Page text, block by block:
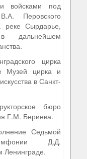
войсками под
Перовского
реке Сырдарье,
дальнейшем
цирка
Музей цирка и
в Санкт-
бюро
Г.М. Бериева.
Седьмой
Д.Д.
Ленинграде.